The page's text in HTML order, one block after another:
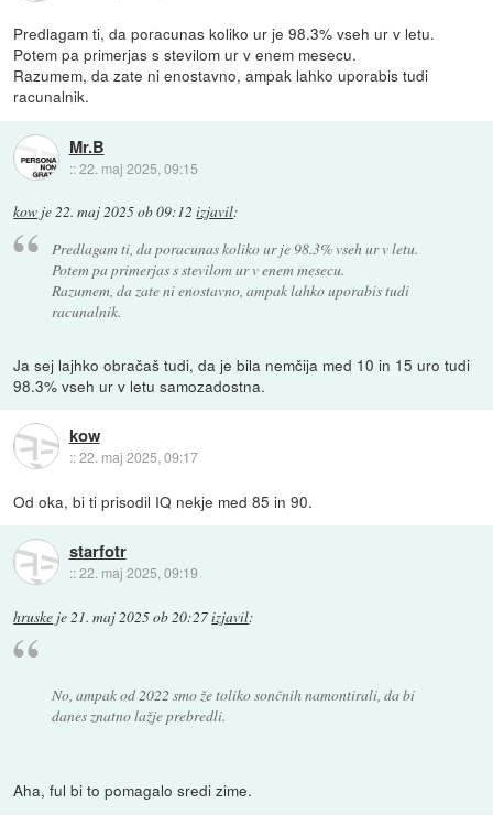
Predlagam ti, da poracunas koliko ur je 98.3% vseh ur v letu.
Potem pa primerjas s stevilom ur v enem mesecu.
Razumem, da zate ni enostavno, ampak lahko uporabis tudi
racunalnik.
Mr.B
::22. maj 2025, 09:15
kow je22. maj 2025 ob 09:12 izjavil:
Predlagam ti, da poracunas koliko ur je 98.3% vseh ur v letu.
Potem pa primerjas s stevilom ur v enem mesecu.
Razumem, da zate ni enostavno, ampak lahko uporabis tudi
racunalnik.
Ja sej lajhko obračaš tudi, da je bila nemčija med 10 in 15 uro tudi
98.3% vseh ur v letu samozadostna.
kow
::22. maj 2025, 09:17
Od oka, bi ti prisodil IQ nekje med 85 in 90.
starfotr
::22. maj 2025, 09:19
hruske je21. maj 2025 ob 20:27izjavil:
No, ampak od 2022 smo že toliko sončnih namontirali, da bi
danes znatno lažje prebredli.
Aha, ful bi to pomagalo sredi zime.